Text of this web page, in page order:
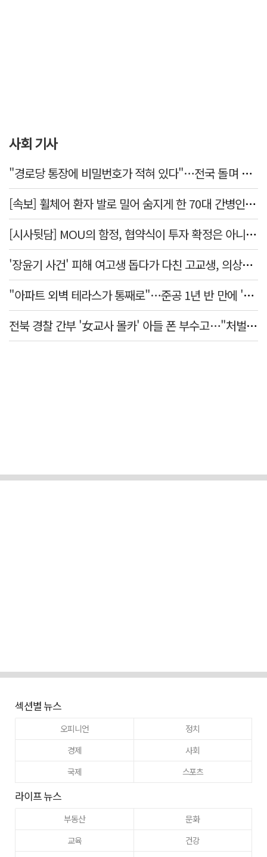
사회 기사
"경로당 통장에 비밀번호가 적혀 있다"…전국 돌며 경로당 13곳 턴 30대 구속
[속보] 휠체어 환자 발로 밀어 숨지게 한 70대 간병인…2심도 집행유예
[시사뒷담] MOU의 함정, 협약식이 투자 확정은 아니긴 해
'장윤기 사건' 피해 여고생 돕다가 다친 고교생, 의상자 인정
"아파트 외벽 테라스가 통째로"…준공 1년 반 만에 '아찔 사고'
전북 경찰 간부 '女교사 몰카' 아들 폰 부수고…"처벌 못하는 사안" 내부망에 글
섹션별 뉴스
오피니언
정치
경제
사회
국제
스포츠
라이프 뉴스
부동산
문화
교육
건강